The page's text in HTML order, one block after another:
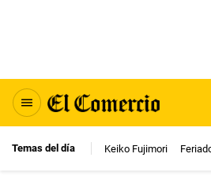
Temas del día Keiko Fujimori